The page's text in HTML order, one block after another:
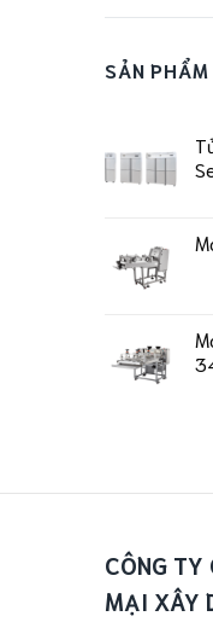
SẢN PHẨM
CÔNG TY
MẠI XÂY